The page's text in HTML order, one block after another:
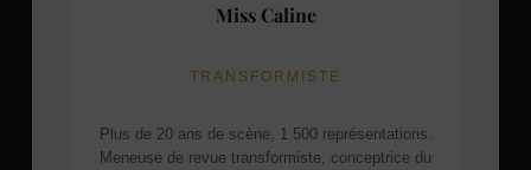
Miss Caline
TRANSFORMISTE
Plus de 20 ans de scène, 1 500 représentations.
Meneuse de revue transformiste, conceptrice du